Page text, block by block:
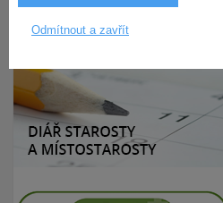
Odmítnout a zavřít
24.10.2019